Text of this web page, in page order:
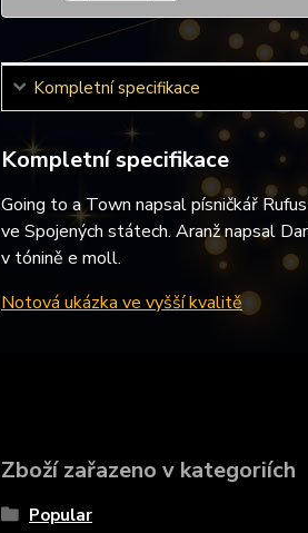
Kompletní specifikace
Kompletní specifikace
Going to a Town napsal písničkář
ve Spojených státech. Aranž napsal
v tónině e moll.
Notová ukázka ve vyšší kvalitě
Zboží zařazeno v kategoriích
Popular